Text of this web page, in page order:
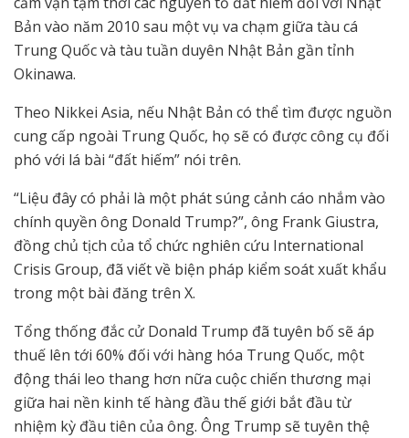
Bản vào năm 2010 sau một vụ va chạm giữa tàu cá
Trung Quốc và tàu tuần duyên Nhật Bản gần tỉnh
Okinawa.
Theo Nikkei Asia, nếu Nhật Bản có thể tìm được nguồn
cung cấp ngoài Trung Quốc, họ sẽ có được công cụ đối
phó với lá bài “đất hiếm” nói trên.
“Liệu đây có phải là một phát súng cảnh cáo nhắm vào
chính quyền ông Donald Trump?”, ông Frank Giustra,
đồng chủ tịch của tổ chức nghiên cứu International
Crisis Group, đã viết về biện pháp kiểm soát xuất khẩu
trong một bài đăng trên X.
Tổng thống đắc cử Donald Trump đã tuyên bố sẽ áp
thuế lên tới 60% đối với hàng hóa Trung Quốc, một
động thái leo thang hơn nữa cuộc chiến thương mại
giữa hai nền kinh tế hàng đầu thế giới bắt đầu từ
nhiệm kỳ đầu tiên của ông. Ông Trump sẽ tuyên thệ